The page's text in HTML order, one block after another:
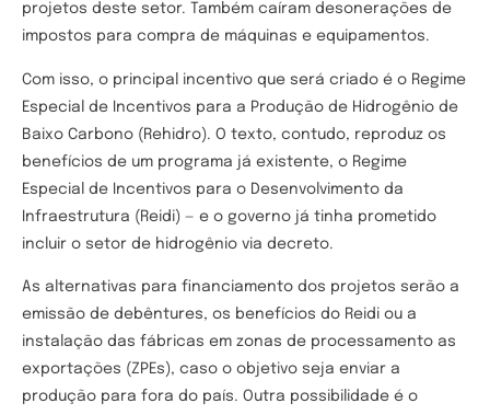
projetos deste setor. Também caíram desonerações de
impostos para compra de máquinas e equipamentos.
Com isso, o principal incentivo que será criado é o Regime
Especial de Incentivos para a Produção de Hidrogênio de
Baixo Carbono (Rehidro). O texto, contudo, reproduz os
benefícios de um programa já existente, o Regime
Especial de Incentivos para o Desenvolvimento da
Infraestrutura (Reidi) — e o governo já tinha prometido
incluir o setor de hidrogênio via decreto.
As alternativas para financiamento dos projetos serão a
emissão de debêntures, os benefícios do Reidi ou a
instalação das fábricas em zonas de processamento as
exportações (ZPEs), caso o objetivo seja enviar a
produção para fora do país. Outra possibilidade é o